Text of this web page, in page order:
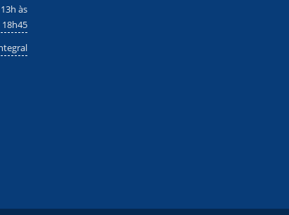
às
18h45